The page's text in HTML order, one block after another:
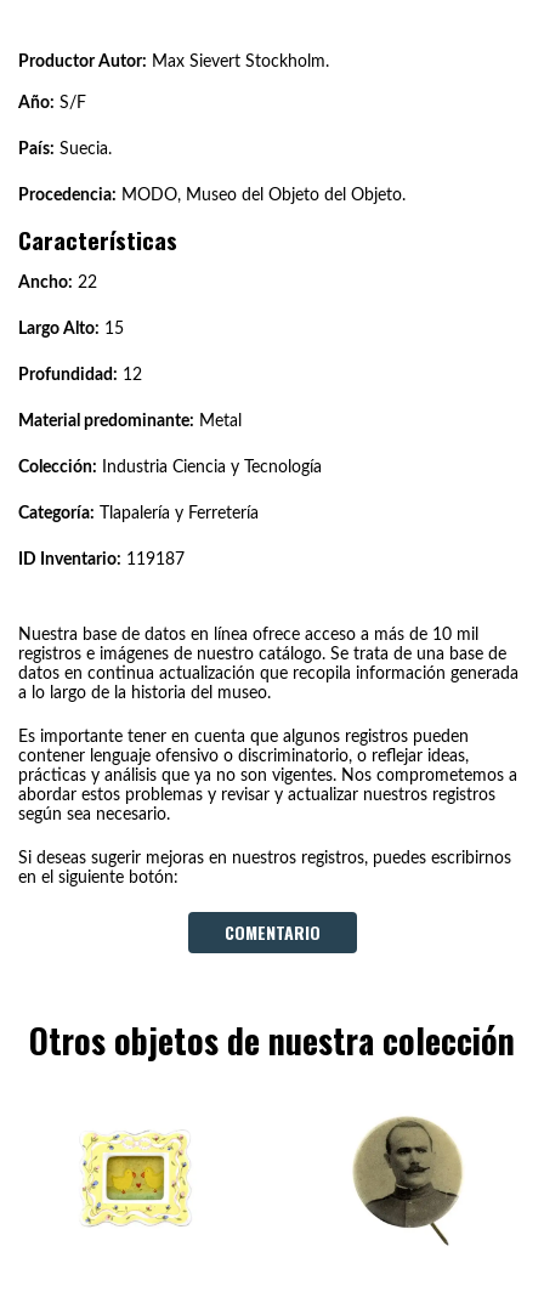
Productor Autor: Max Sievert Stockholm.
Año: S/F
País: Suecia.
Procedencia: MODO, Museo del Objeto del Objeto.
Características
Ancho: 22
Largo Alto: 15
Profundidad: 12
Material predominante: Metal
Colección: Industria Ciencia y Tecnología
Categoría: Tlapalería y Ferretería
ID Inventario: 119187
Nuestra base de datos en línea ofrece acceso a más de 10 mil
registros e imágenes de nuestro catálogo. Se trata de una base de
datos en continua actualización que recopila información generada
a lo largo de la historia del museo.
Es importante tener en cuenta que algunos registros pueden
contener lenguaje ofensivo o discriminatorio, o reflejar ideas,
prácticas y análisis que ya no son vigentes. Nos comprometemos a
abordar estos problemas y revisar y actualizar nuestros registros
según sea necesario.
Si deseas sugerir mejoras en nuestros registros, puedes escribirnos
en el siguiente botón:
COMENTARIO
Otros objetos de nuestra colección